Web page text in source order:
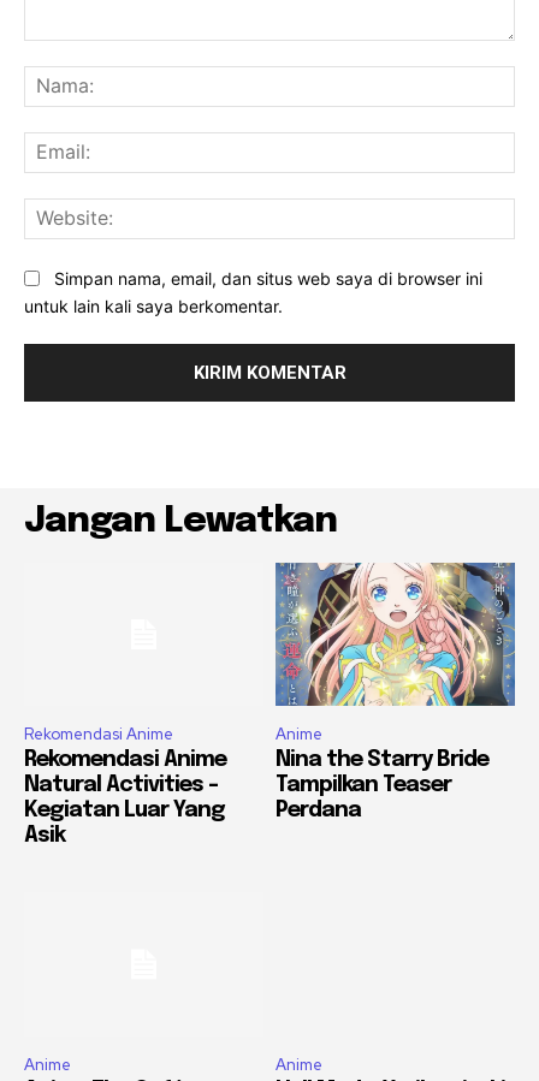
Simpan nama, email, dan situs web saya di browser ini
untuk lain kali saya berkomentar.
Jangan Lewatkan
Rekomendasi Anime
Rekomendasi Anime
Natural Activities –
Kegiatan Luar Yang
Asik
Anime
Nina the Starry Bride
Tampilkan Teaser
Perdana
Anime Anime